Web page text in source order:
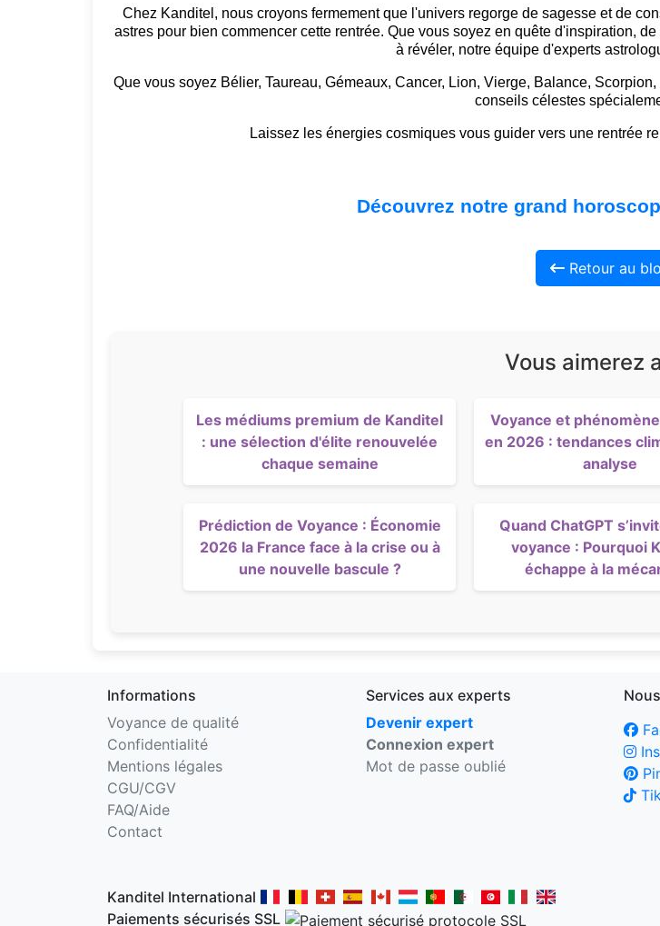
Chez Kanditel, nous croyons fermement que l'univers regorge de sagesse et de
astres pour bien commencer cette rentrée. Que vous soyez en quête d'inspiration,
à révéler, notre équipe d'experts
Que vous soyez Bélier, Taureau, Gémeaux, Cancer, Lion, Vierge, Balance,
conseils célestes
Laissez les énergies cosmiques vous guider vers une rentrée
Découvrez notre grand
Retour au
Vous aimerez
Les médiums premium de Kanditel
: une sélection d'élite renouvelée
chaque semaine
Voyance et
en 2026 : tendances
analyse
Prédiction de Voyance : Économie
2026 la France face à la crise ou à
une nouvelle bascule ?
Quand ChatGPT
voyance : Pourquoi
échappe à la
Informations
Voyance de qualité
Confidentialité
Mentions légales
CGU/CGV
FAQ/Aide
Contact
Services aux experts
Devenir expert
Connexion expert
Mot de passe oublié
Kanditel International
Paiements sécurisés SSL